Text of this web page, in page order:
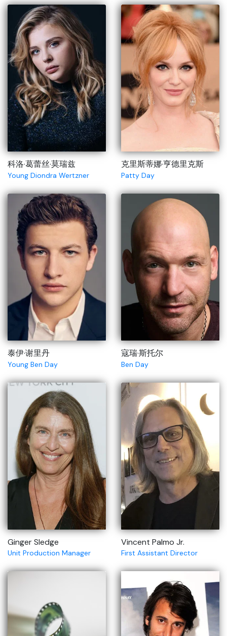
科洛·葛蕾丝·莫瑞兹
Young Diondra Wertzner
克里斯蒂娜·亨德里克斯
Patty Day
泰伊·谢里丹
Young Ben Day
寇瑞·斯托尔
Ben Day
Ginger Sledge
Unit Production Manager
Vincent Palmo Jr.
First Assistant Director